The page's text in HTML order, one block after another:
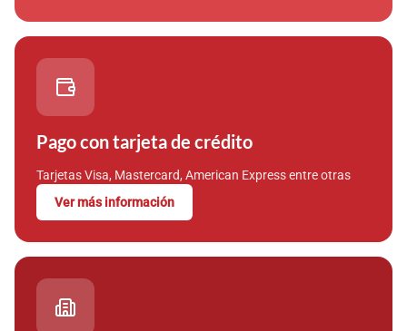
Pago con tarjeta de crédito
Tarjetas Visa, Mastercard, American Express entre otras
Ver más información